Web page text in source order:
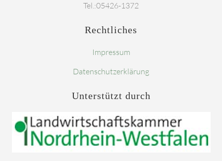
Tel.:05426-1372
Rechtliches
Impressum
Datenschutzerklärung
Unterstützt durch